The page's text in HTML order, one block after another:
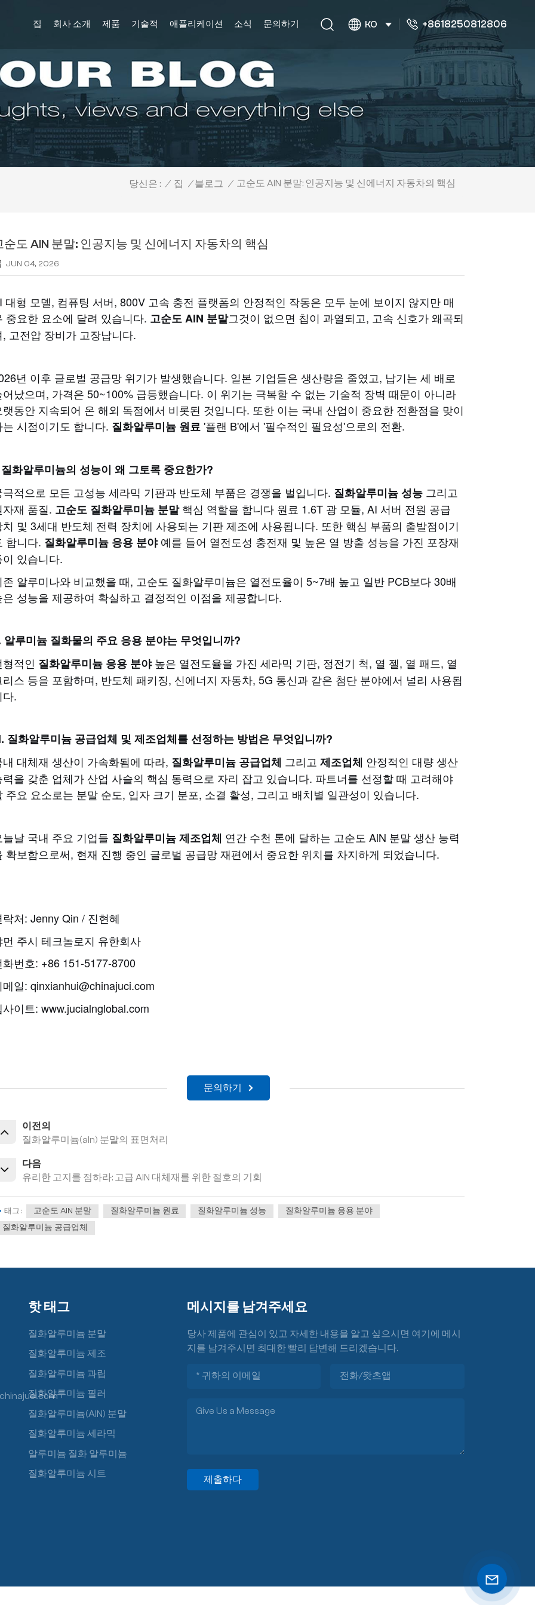
집 회사 소개 제품 기술적 애플리케이션 소식 문의하기 KO +8618250812806
당신은 : / 집 / 블로그 / 고순도 AlN 분말: 인공지능 및 신에너지 자동차의 핵심
순도 AlN 분말: 인공지능 및 신에너지 자동차의 핵심
JUN 04, 2026
대형 모델, 컴퓨팅 서버, 800V 고속 충전 플랫폼의 안정적인 작동은 모두 눈에 보이지 않지만 매
중요한 요소에 달려 있습니다. 고순도 AlN 분말그것이 없으면 칩이 과열되고, 고속 신호가 왜곡되
, 고전압 장비가 고장납니다.
년 이후 글로벌 공급망 위기가 발생했습니다. 일본 기업들은 생산량을 줄였고, 납기는 세 배로
어났으며, 가격은 50~100% 급등했습니다. 이 위기는 극복할 수 없는 기술적 장벽 때문이 아니라
랫동안 지속되어 온 해외 독점에서 비롯된 것입니다. 또한 이는 국내 산업이 중요한 전환점을 맞이
는 시점이기도 합니다. 질화알루미늄 원료'플랜 B'에서 '필수적인 필요성'으로의 전환.
화알루미늄의 성능이 왜 그토록 중요한가?
극적으로 모든 고성능 세라믹 기판과 반도체 부품은 경쟁을 벌입니다. 질화알루미늄 성능 그리고
자재 품질. 고순도 질화알루미늄 분말핵심 역할을 합니다 원료 1.6T 광 모듈, AI 서버 전원 공급
치 및 3세대 반도체 전력 장치에 사용되는 기판 제조에 사용됩니다. 또한 핵심 부품의 출발점이기
합니다. 질화알루미늄 응용 분야예를 들어 열전도성 충전재 및 높은 열 방출 성능을 가진 포장재
이 있습니다.
존 알루미나와 비교했을 때, 고순도 질화알루미늄은 열전도율이 5~7배 높고 일반 PCB보다 30배
은 성능을 제공하여 확실하고 결정적인 이점을 제공합니다.
알루미늄 질화물의 주요 응용 분야는 무엇입니까?
형적인 질화알루미늄 응용 분야높은 열전도율을 가진 세라믹 기판, 정전기 척, 열 젤, 열 패드, 열
리스 등을 포함하며, 반도체 패키징, 신에너지 자동차, 5G 통신과 같은 첨단 분야에서 널리 사용됩
다.
질화알루미늄 공급업체 및 제조업체를 선정하는 방법은 무엇입니까?
내 대체재 생산이 가속화됨에 따라, 질화알루미늄 공급업체 그리고제조업체 안정적인 대량 생산
력을 갖춘 업체가 산업 사슬의 핵심 동력으로 자리 잡고 있습니다. 파트너를 선정할 때 고려해야
주요 요소로는 분말 순도, 입자 크기 분포, 소결 활성, 그리고 배치별 일관성이 있습니다.
늘날 국내 주요 기업들 질화알루미늄 제조업체 연간 수천 톤에 달하는 고순도 AlN 분말 생산 ​​능력
확보함으로써, 현재 진행 중인 글로벌 공급망 재편에서 중요한 위치를 차지하게 되었습니다.
락처: Jenny Qin / 진현혜
먼 주시 테크놀로지 유한회사
화번호: +86 151-5177-8700
메일: qinxianhui@chinajuci.com
사이트: www.jucialnglobal.com
문의하기
이전의
질화알루미늄(aln) 분말의 표면처리
다음
유리한 고지를 점하라: 고급 AlN 대체재를 위한 절호의 기회
태그 : 고순도 AlN 분말 질화알루미늄 원료 질화알루미늄 성능
질화알루미늄 응용 분야
질화알루미늄 공급업체
핫 태그
질화알루미늄 분말
질화알루미늄 제조
질화알루미늄 과립
질화알루미늄 필러
질화알루미늄(AlN) 분말
질화알루미늄 세라믹
알루미늄 질화 알루미늄
질화알루미늄 시트
메시지를 남겨주세요
당사 제품에 관심이 있고 자세한 내용을 알고 싶으시면 여기에 메시
지를 남겨주시면 최대한 빨리 답변해 드리겠습니다.
제출하다